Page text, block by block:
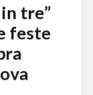
tre”
feste